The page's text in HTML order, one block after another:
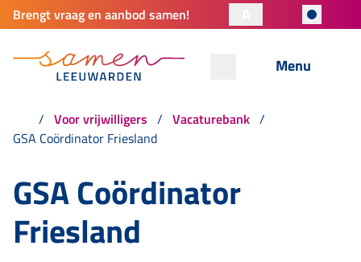
Brengt vraag en aanbod samen!
Menu
Voor vrijwilligers
Vacaturebank
GSA Coördinator Friesland
GSA Coördinator
Friesland